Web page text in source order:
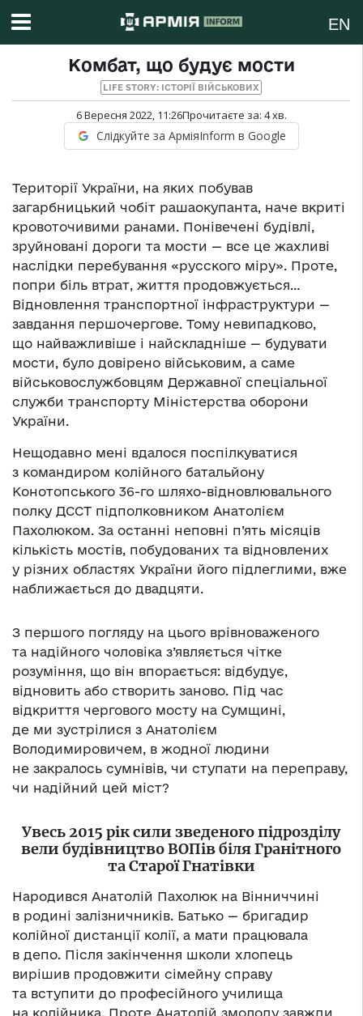
EN
Комбат, що будує мости
LIFE STORY: ІСТОРІЇ ВІЙСЬКОВИХ
6 Вересня 2022, 11:26Прочитаєте за: 4хв.
Слідкуйте за АрміяInform в Google
Території України, на яких побував
загарбницький чобіт рашаокупанта, наче вкриті
кровоточивими ранами. Понівечені будівлі,
зруйновані дороги та мости — все це жахливі
наслідки перебування «русского міру». Проте,
попри біль втрат, життя продовжується…
Відновлення транспортної інфраструктури —
завдання першочергове. Тому невипадково,
що найважливіше і найскладніше — будувати
мости, було довірено військовим, а саме
військовослужбовцям Державної спеціальної
служби транспорту Міністерства оборони
України.
Нещодавно мені вдалося поспілкуватися
з командиром колійного батальйону
Конотопського 36-го шляхо-відновлювального
полку ДССТ підполковником Анатолієм
Пахолюком. За останні неповні п’ять місяців
кількість мостів, побудованих та відновлених
у різних областях України його підлеглими, вже
наближається до двадцяти.
З першого погляду на цього врівноваженого
та надійного чоловіка з’являється чітке
розуміння, що він впорається: відбудує,
відновить або створить заново. Під час
відкриття чергового мосту на Сумщині,
де ми зустрілися з Анатолієм
Володимировичем, в жодної людини
не закралось сумнівів, чи ступати на переправу,
чи надійний цей міст?
Увесь 2015 рік сили зведеного підрозділу
вели будівництво ВОПів біля Гранітного
та Старої Гнатівки
Народився Анатолій Пахолюк на Вінниччині
в родині залізничників. Батько — бригадир
колійної дистанції колії, а мати працювала
в депо. Після закінчення школи хлопець
вирішив продовжити сімейну справу
та вступити до професійного училища
на колійника. Проте Анатолій змолоду завжди